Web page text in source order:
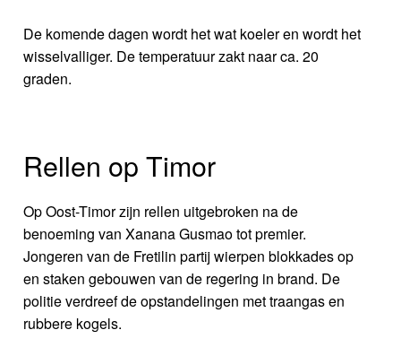
De komende dagen wordt het wat koeler en wordt het
wisselvalliger. De temperatuur zakt naar ca. 20
graden.
Rellen op Timor
Op Oost-Timor zijn rellen uitgebroken na de
benoeming van Xanana Gusmao tot premier.
Jongeren van de Fretilin partij wierpen blokkades op
en staken gebouwen van de regering in brand. De
politie verdreef de opstandelingen met traangas en
rubbere kogels.